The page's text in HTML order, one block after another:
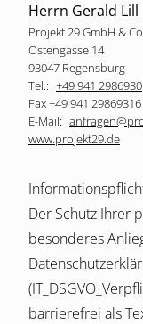
Herrn Gerald Lill
Projekt 29 GmbH &
Ostengasse 14
93047 Regensburg
Tel.: +49 941 2986930
Fax +49 941 29869316
E-Mail:
www.projekt29.de
Der Schutz Ihrer
besonderes
barrierefrei als